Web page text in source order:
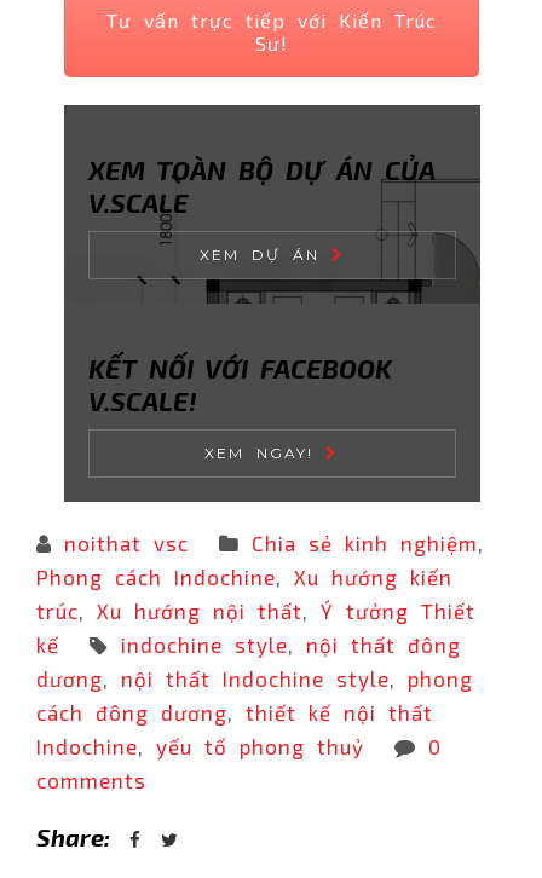
Tư vấn trực tiếp với Kiến Trúc
Sư!
XEM TOÀN BỘ DỰ ÁN CỦA
V.SCALE
XEM DỰ ÁN
KẾT NỐI VỚI FACEBOOK
V.SCALE!
XEM NGAY!
noithat vsc Chia sẻ kinh nghiệm
Phong cách Indochine
Xu hướng kiến
trúc
Xu hướng nội thất
Ý tưởng Thiết
kế
indochine style
nội thất đông
dương
nội thất Indochine style
phong
cách đông dương
thiết kế nội thất
Indochine
yếu tố phong thuỷ
0
comments
Share: